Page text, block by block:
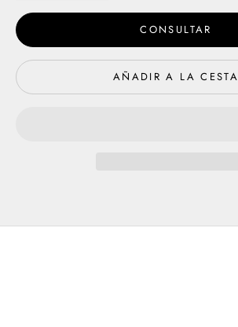
CONSULTAR
AÑADIR A LA CESTA